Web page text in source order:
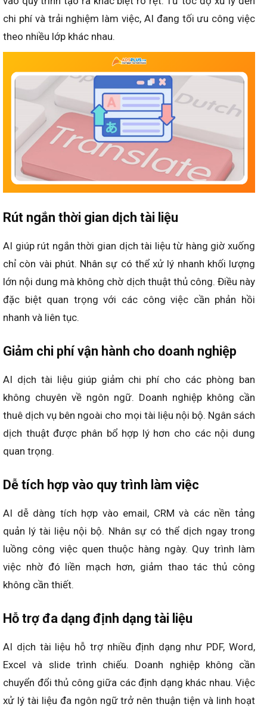
chi phí và trải nghiệm làm việc, AI đang tối ưu công việc
theo nhiều lớp khác nhau.
Rút ngắn thời gian dịch tài liệu
AI giúp rút ngắn thời gian dịch tài liệu từ hàng giờ xuống
chỉ còn vài phút. Nhân sự có thể xử lý nhanh khối lượng
lớn nội dung mà không chờ dịch thuật thủ công. Điều này
đặc biệt quan trọng với các công việc cần phản hồi
nhanh và liên tục.
Giảm chi phí vận hành cho doanh nghiệp
AI dịch tài liệu giúp giảm chi phí cho các phòng ban
không chuyên về ngôn ngữ. Doanh nghiệp không cần
thuê dịch vụ bên ngoài cho mọi tài liệu nội bộ. Ngân sách
dịch thuật được phân bổ hợp lý hơn cho các nội dung
quan trọng.
Dễ tích hợp vào quy trình làm việc
AI dễ dàng tích hợp vào email, CRM và các nền tảng
quản lý tài liệu nội bộ. Nhân sự có thể dịch ngay trong
luồng công việc quen thuộc hàng ngày. Quy trình làm
việc nhờ đó liền mạch hơn, giảm thao tác thủ công
không cần thiết.
Hỗ trợ đa dạng định dạng tài liệu
AI dịch tài liệu hỗ trợ nhiều định dạng như PDF, Word,
Excel và slide trình chiếu. Doanh nghiệp không cần
chuyển đổi thủ công giữa các định dạng khác nhau. Việc
xử lý tài liệu đa ngôn ngữ trở nên thuận tiện và linh hoạt